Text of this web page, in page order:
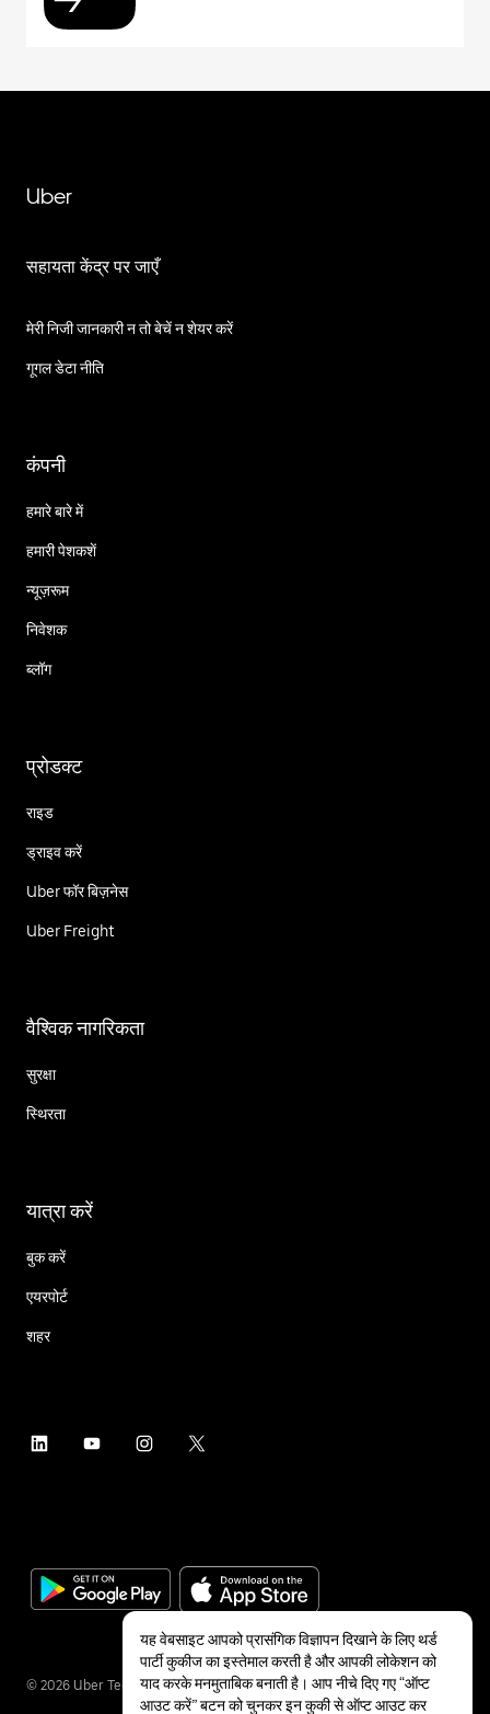
Uber
सहायता केंद्र पर जाएँ
मेरी निजी जानकारी न तो बेचें न शेयर करें
गूगल डेटा नीति
कंपनी
हमारे बारे में
हमारी पेशकशें
न्यूज़रूम
निवेशक
ब्लॉग
प्रोडक्ट
राइड
ड्राइव करें
Uber फॉर बिज़नेस
Uber Freight
वैश्विक नागरिकता
सुरक्षा
स्थिरता
यात्रा करें
बुक करें
एयरपोर्ट
शहर
© 2026 Uber Technologies Inc.
यह वेबसाइट आपको प्रासंगिक विज्ञापन दिखाने के लिए थर्ड
पार्टी कुकीज का इस्तेमाल करती है और आपकी लोकेशन को
याद करके मनमुताबिक बनाती है। आप नीचे दिए गए “ऑप्ट
आउट करें” बटन को चुनकर इन कुकी से ऑप्ट आउट कर